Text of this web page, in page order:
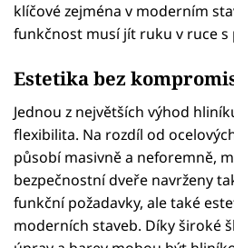
klíčové zejména v moderním
funkčnost musí jít ruku v ruce s
Estetika bez
Jednou z největších výhod
flexibilita. Na rozdíl od
působí masivně a neforemně,
bezpečnostní dveře navrženy
funkční požadavky, ale také
moderních staveb. Díky široké